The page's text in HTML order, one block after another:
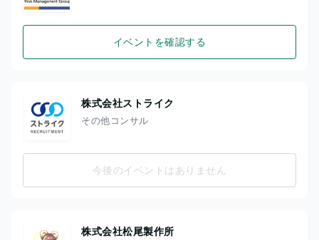
イベントを確認する
株式会社ストライク
その他コンサル
今後のイベントはありません
株式会社松尾製作所